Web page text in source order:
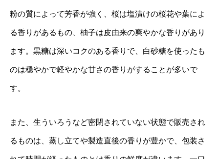
粉の質によって芳香が強く、桜は塩漬けの桜花や葉によ
る香りがあるもの、柚子は皮由来の爽やかな香りがあり
ます。黒糖は深いコクのある香りで、白砂糖を使ったも
のは穏やかで軽やかな甘さの香りがすることが多いで
す。
また、生ういろうなど密閉されていない状態で販売され
るものは、蒸し立てや製造直後の香りが豊かで、包装さ